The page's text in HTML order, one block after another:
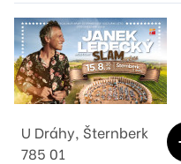
U Dráhy, Šternberk
785 01